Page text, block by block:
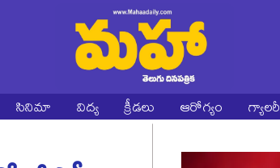
సినిమా విద్య క్రీడలు ఆరోగ్యం గ్యాలరీ